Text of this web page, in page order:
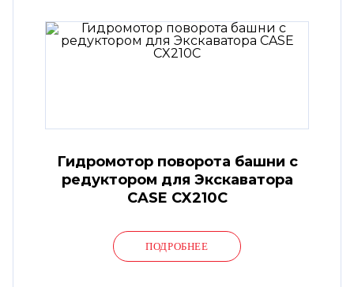
Гидромотор поворота башни с
редуктором для Экскаватора
CASE CX210C
ПОДРОБНЕЕ